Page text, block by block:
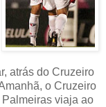
atrás do Cruzeiro
o Cruzeiro
viaja ao